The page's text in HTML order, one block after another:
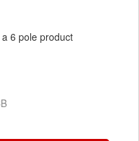
6 pole product